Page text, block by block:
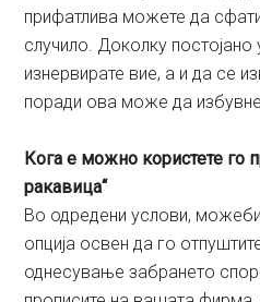
прифатлива можете да
случило. Доколку
изнервирате вие, а и да се
поради ова може да
Кога е можно користете го
ракавица“
Во одредени услови,
опција освен да го
однесување забрането